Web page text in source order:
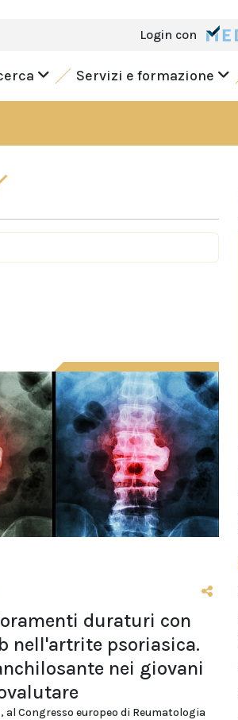
Login con
Servizi e formazione
duraturi con
nell'artrite psoriasica.
nei giovani
al Congresso europeo di Reumatologia